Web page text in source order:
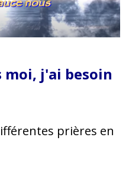
moi, j'ai besoin
prières en